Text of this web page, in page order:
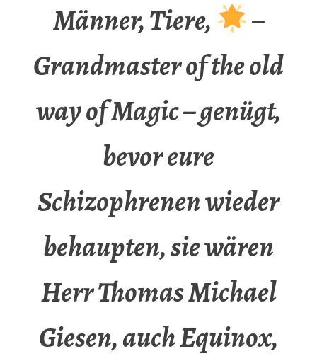
Männer, Tiere,
–
Grandmaster of the old
way of Magic – genügt,
bevor eure
Schizophrenen wieder
behaupten, sie wären
Herr Thomas Michael
Giesen, auch Equinox,